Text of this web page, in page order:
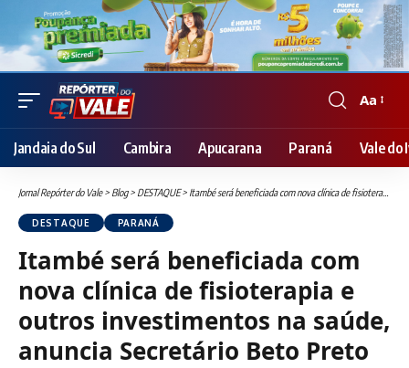
Font
Resizer
Aa
Jandaia do Sul Cambira Apucarana Paraná Vale do
Jornal Repórter do Vale> Blog> DESTAQUE> Itambé será beneficiada com nova clínica de fisioterapia e outros investimentos na saúde, anuncia Secretário Beto Preto
DESTAQUE PARANÁ
Itambé será beneficiada com
nova clínica de fisioterapia e
outros investimentos na saúde,
anuncia Secretário Beto Preto